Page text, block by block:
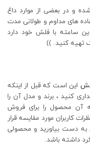
و در بعضی از موارد داغ
های مداوم و طولانی مدت
ساعته با فلش خود دارد
تهیه کنید. ))
این است که قبل از اینکه
کنید ، برند و مدل آن را
آن محصول را برای فروش
کاربران مورد مقایسه قرار
به دست بیاورید و محصولی
داشته باشد.